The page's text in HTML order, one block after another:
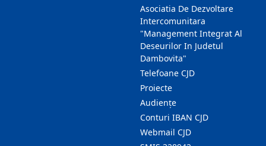
Asociatia De Dezvoltare
Intercomunitara
"Management Integrat Al
Deseurilor In Judetul
Dambovita"
Telefoane CJD
Proiecte
Audienţe
Conturi IBAN CJD
Webmail CJD